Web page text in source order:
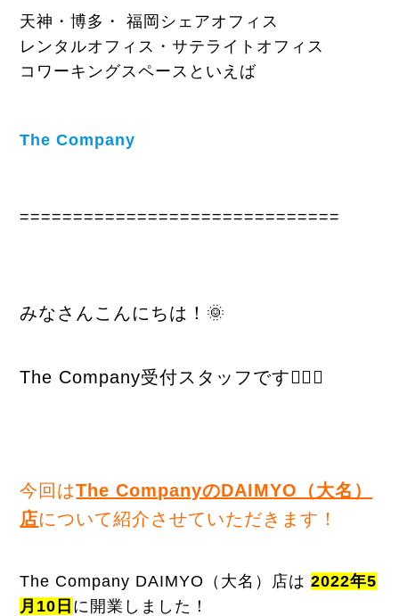
天神・博多・ 福岡シェアオフィス
レンタルオフィス・サテライトオフィス
コワーキングスペースといえば
The Company
==============================
みなさんこんにちは！🌞
The Company受付スタッフです🙋‍♀️✨
今回はThe CompanyのDAIMYO（大名）
店について紹介させていただきます！
The Company DAIMYO（大名）店は2022年5
月10日 に開業しました！